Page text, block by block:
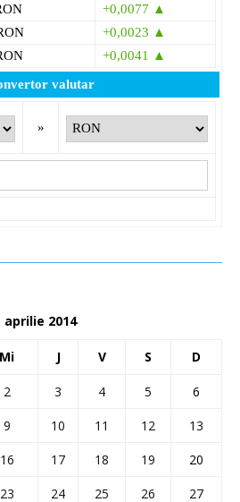
+0,0077 ▲
+0,0023 ▲
+0,0041 ▲
valutar
»
aprilie 2014
Mi J V S D
2 3 4 5
6
9 10 11 12
13
16 17 18 19
20
23 24 25 26
27